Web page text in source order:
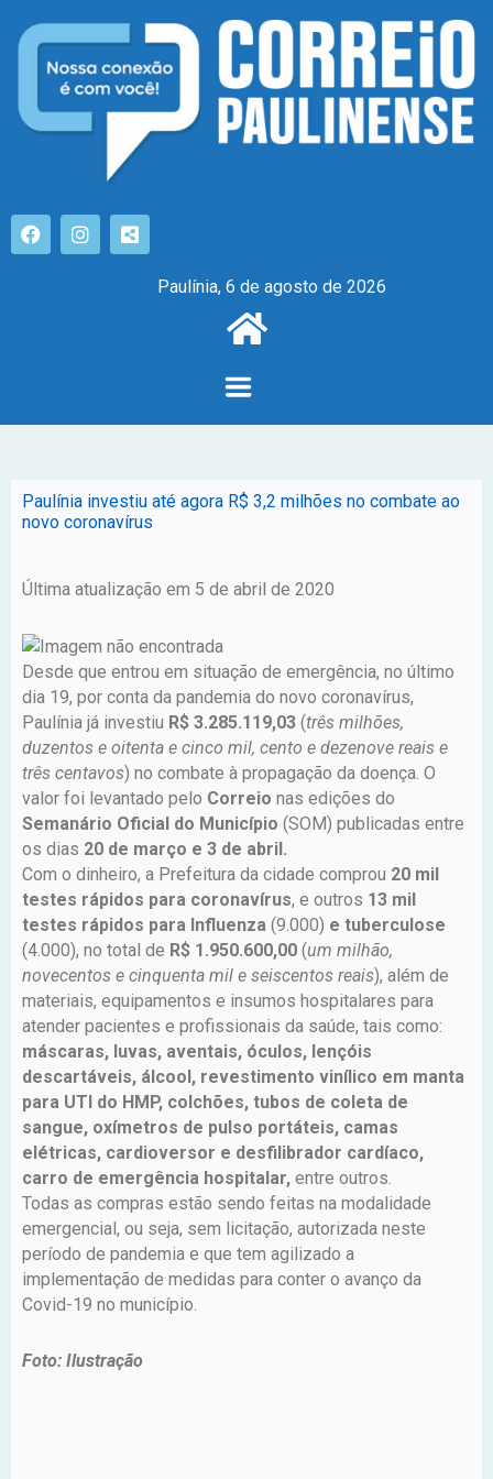
Paulínia, 6 de agosto de 2026
Paulínia investiu até agora R$ 3,2 milhões no combate ao
novo coronavírus
Última atualização em 5 de abril de 2020
Desde que entrou em situação de emergência, no último
dia 19, por conta da pandemia do novo coronavírus,
Paulínia já investiu R$ 3.285.119,03 (três milhões,
duzentos e oitenta e cinco mil, cento e dezenove reais e
três centavos) no combate à propagação da doença. O
valor foi levantado pelo Correio nas edições do
Semanário Oficial do Município (SOM) publicadas entre
os dias 20 de março e 3 de abril.
Com o dinheiro, a Prefeitura da cidade comprou 20 mil
testes rápidos para coronavírus, e outros 13 mil
testes rápidos para Influenza (9.000) e tuberculose
(4.000), no total de R$ 1.950.600,00 (um milhão,
novecentos e cinquenta mil e seiscentos reais), além de
materiais, equipamentos e insumos hospitalares para
atender pacientes e profissionais da saúde, tais como:
máscaras, luvas, aventais, óculos, lençóis
descartáveis, álcool, revestimento vinílico em manta
para UTI do HMP, colchões, tubos de coleta de
sangue, oxímetros de pulso portáteis, camas
elétricas, cardioversor e desfilibrador cardíaco,
carro de emergência hospitalar, entre outros.
Todas as compras estão sendo feitas na modalidade
emergencial, ou seja, sem licitação, autorizada neste
período de pandemia e que tem agilizado a
implementação de medidas para conter o avanço da
Covid-19 no município.
Foto: Ilustração